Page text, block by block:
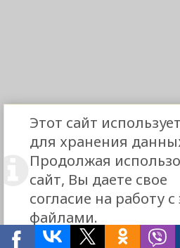
Этот сайт
для хранения
Продолжая
сайт, Вы даете свое
согласие на работу
файлами.